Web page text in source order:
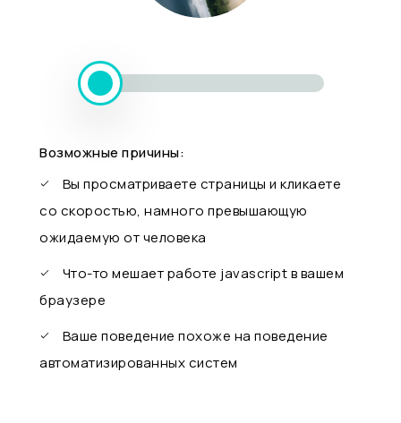
Возможные причины:
Вы просматриваете страницы и кликаете
со скоростью, намного превышающую
ожидаемую от человека
Что-то мешает работе javascript в вашем
браузере
Ваше поведение похоже на поведение
автоматизированных систем